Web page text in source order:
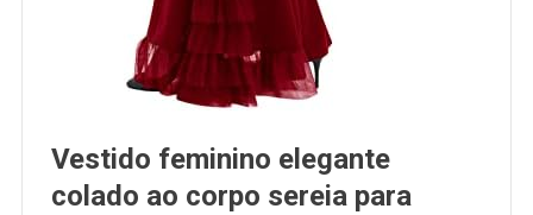
Vestido feminino elegante
colado ao corpo sereia para